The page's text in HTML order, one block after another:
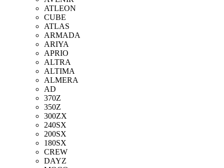
ATLEON
CUBE
ATLAS
ARMADA
ARIYA
APRIO
ALTRA
ALTIMA
ALMERA
AD
370Z
350Z
300ZX
240SX
200SX
180SX
CREW
DAYZ